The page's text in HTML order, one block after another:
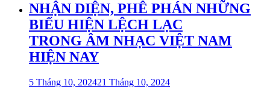
NHẬN DIỆN, PHÊ PHÁN NHỮNG
BIỂU HIỆN LỆCH LẠC
TRONG ÂM NHẠC VIỆT NAM
HIỆN NAY
5 Tháng 10, 202421 Tháng 10, 2024